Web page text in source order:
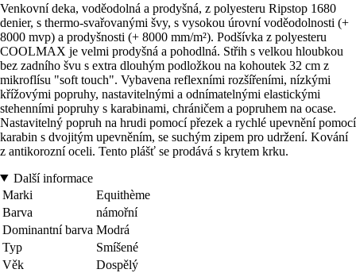
Venkovní deka, voděodolná a prodyšná, z polyesteru Ripstop 1680
denier, s thermo-svařovanými švy, s vysokou úrovní voděodolnosti (+
8000 mvp) a prodyšnosti (+ 8000 mm/m²). Podšívka z polyesteru
COOLMAX je velmi prodyšná a pohodlná. Střih s velkou hloubkou
bez zadního švu s extra dlouhým podložkou na kohoutek 32 cm z
mikroflísu "soft touch". Vybavena reflexními rozšířeními, nízkými
křížovými popruhy, nastavitelnými a odnímatelnými elastickými
stehenními popruhy s karabinami, chráničem a popruhem na ocase.
Nastavitelný popruh na hrudi pomocí přezek a rychlé upevnění pomocí
karabin s dvojitým upevněním, se suchým zipem pro udržení. Kování
z antikorozní oceli. Tento plášť se prodává s krytem krku.
Další informace
Marki
Equithème
Barva
námořní
Dominantní barva Modrá
Typ
Smíšené
Věk
Dospělý